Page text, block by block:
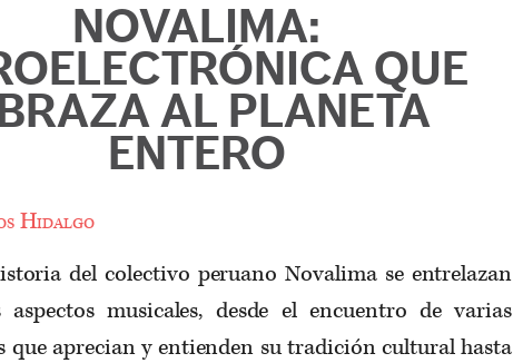
NOVALIMA:
QUE
AL PLANETA
ENTERO
Hidalgo
del colectivo peruano Novalima se entrelazan
aspectos musicales, desde el encuentro de varias
que aprecian y entienden su tradición cultural hasta